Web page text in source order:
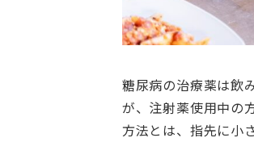
糖尿病の治療薬は飲
が、注射薬使用中の
方法とは、指先に小